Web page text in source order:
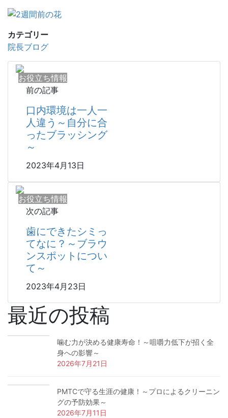
カテゴリー
院長ブログ
お役立ち情報
前の記事
口内環境は一人一
人違う～自分に合
ったブラッシング
～
2023年4月13日
お役立ち情報
次の記事
歯にできたシミっ
てなに？～ブラウ
ンスポットについ
て～
2023年4月23日
最近の投稿
噛む力が決める健康寿命！～咀嚼力低下が招く全
身への影響～
2026年7月21日
PMTCで守る生涯の健康！～プロによるクリーニン
グの予防効果～
2026年7月11日